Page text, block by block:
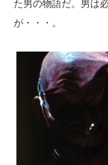
た男の物語だ。男は
が・・・。